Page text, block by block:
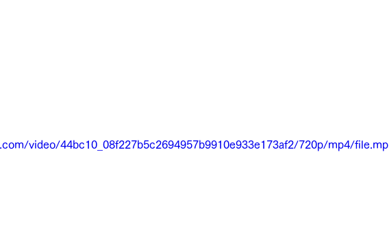
video/44bc10_08f227b5c2694957b9910e933e173af2/720p/mp4/file.mp